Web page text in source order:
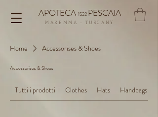
APOTECA 1522 PESCAIA
MAREMMA - TUSCANY
Home Accessorises & Shoes
Accessorises & Shoes
Tutti i prodotti Clothes Hats Handbags &